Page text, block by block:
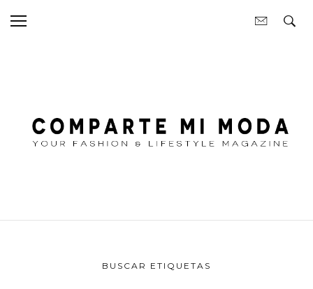
BUSCAR ETIQUETAS